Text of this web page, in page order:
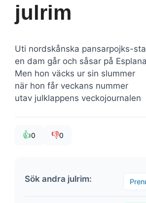
julrim
Uti nordskånska pansarpojks-
en dam går och såsar på
Men hon väcks ur sin slummer
när hon får veckans nummer
utav julklappens veckojournalen
👍0 👎0
Sök andra julrim: